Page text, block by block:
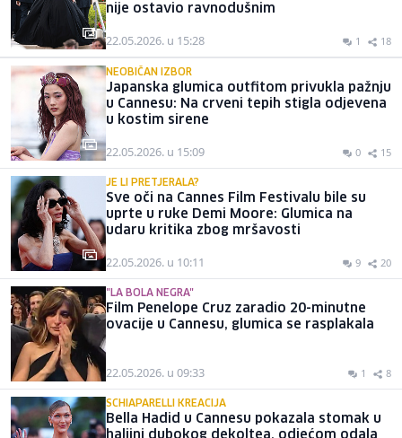
nije ostavio ravnodušnim
22.05.2026. u 15:28 1 18
NEOBIČAN IZBOR
Japanska glumica outfitom privukla pažnju
u Cannesu: Na crveni tepih stigla odjevena
u kostim sirene
22.05.2026. u 15:09 0 15
JE LI PRETJERALA?
Sve oči na Cannes Film Festivalu bile su
uprte u ruke Demi Moore: Glumica na
udaru kritika zbog mršavosti
22.05.2026. u 10:11 9 20
"LA BOLA NEGRA"
Film Penelope Cruz zaradio 20-minutne
ovacije u Cannesu, glumica se rasplakala
22.05.2026. u 09:33 1 8
SCHIAPARELLI KREACIJA
Bella Hadid u Cannesu pokazala stomak u
haljini dubokog dekoltea, odjećom odala